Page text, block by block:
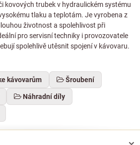
kovových trubek v hydraulickém systému
tlaku a teplotám. Je vyrobena z
životnost a spolehlivost při
pro servisní techniky i provozovatele
spolehlivě utěsnit spojení v kávovaru.
kávovarům Šroubení
Náhradní díly